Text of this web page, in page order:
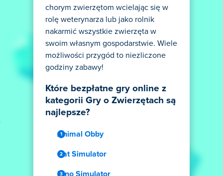
chorym zwierzętom wcielając się w
rolę weterynarza lub jako rolnik
nakarmić wszystkie zwierzęta w
swoim własnym gospodarstwie. Wiele
możliwości przygód to niezliczone
godziny zabawy!
Które bezpłatne gry online z
kategorii Gry o Zwierzętach są
najlepsze?
Animal Obby
Cat Simulator
Dino Simulator